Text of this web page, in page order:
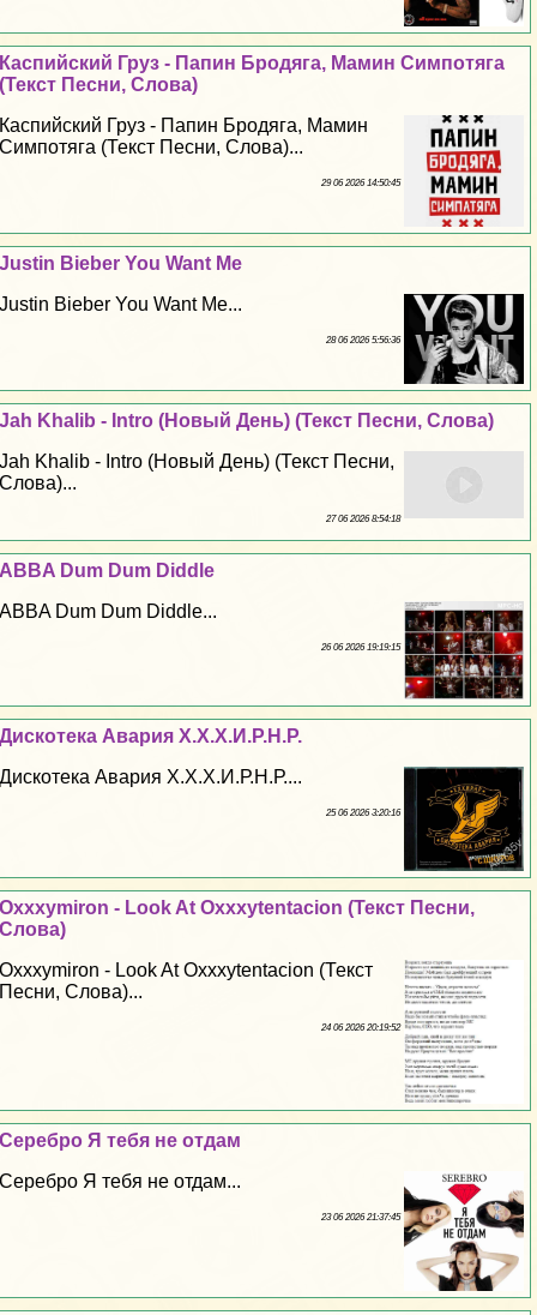
Каспийский Груз - Папин Бродяга, Мамин Симпотяга
(Текст Песни, Слова)
Каспийский Груз - Папин Бродяга, Мамин
Симпотяга (Текст Песни, Слова)...
29 06 2026 14:50:45
Justin Bieber You Want Me
Justin Bieber You Want Me...
28 06 2026 5:56:36
Jah Khalib - Intro (Новый День) (Текст Песни, Слова)
Jah Khalib - Intro (Новый День) (Текст Песни,
Слова)...
27 06 2026 8:54:18
ABBA Dum Dum Diddle
ABBA Dum Dum Diddle...
26 06 2026 19:19:15
Дискотека Авария Х.Х.Х.И.Р.Н.Р.
Дискотека Авария Х.Х.Х.И.Р.Н.Р....
25 06 2026 3:20:16
Oxxxymiron - Look At Oxxxytentacion (Текст Песни,
Слова)
Oxxxymiron - Look At Oxxxytentacion (Текст
Песни, Слова)...
24 06 2026 20:19:52
Серебро Я тебя не отдам
Серебро Я тебя не отдам...
23 06 2026 21:37:45